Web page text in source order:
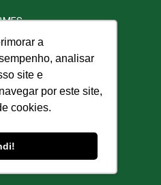
a
analisar
site e
por este site,
cookies.